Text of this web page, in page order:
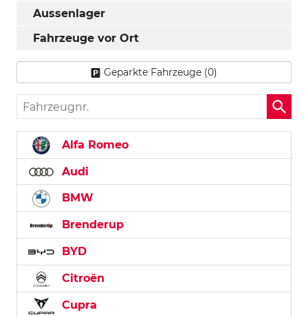
Aussenlager
Fahrzeuge vor Ort
Geparkte Fahrzeuge (0)
Fahrzeugnr.
Alfa Romeo
Audi
BMW
Brenderup
BYD
Citroën
Cupra